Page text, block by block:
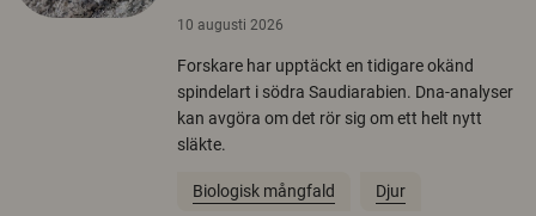
10 augusti 2026
Forskare har upptäckt en tidigare okänd
spindelart i södra Saudiarabien. Dna-analyser
kan avgöra om det rör sig om ett helt nytt
släkte.
Biologisk mångfald Djur